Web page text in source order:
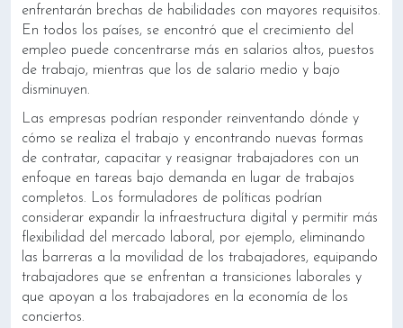
enfrentarán brechas de habilidades con mayores requisitos.
En todos los países, se encontró que el crecimiento del
empleo puede concentrarse más en salarios altos, puestos
de trabajo, mientras que los de salario medio y bajo
disminuyen.
Las empresas podrían responder reinventando dónde y
cómo se realiza el trabajo y encontrando nuevas formas
de contratar, capacitar y reasignar trabajadores con un
enfoque en tareas bajo demanda en lugar de trabajos
completos. Los formuladores de políticas podrían
considerar expandir la infraestructura digital y permitir más
flexibilidad del mercado laboral, por ejemplo, eliminando
las barreras a la movilidad de los trabajadores, equipando
trabajadores que se enfrentan a transiciones laborales y
que apoyan a los trabajadores en la economía de los
conciertos.